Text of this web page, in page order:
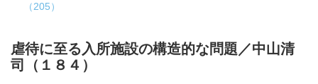
（205）
虐待に至る入所施設の構造的な問題／中山清
司（１８４）